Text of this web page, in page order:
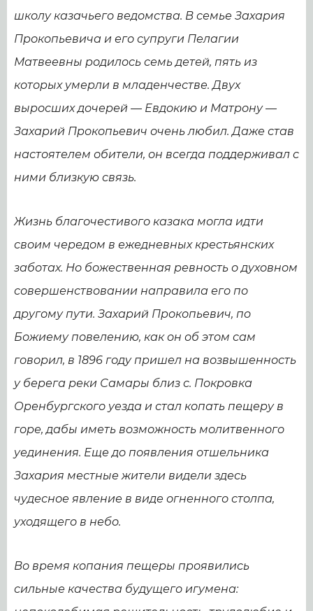
школу казачьего ведомства. В семье Захария
Прокопьевича и его супруги Пелагии
Матвеевны родилось семь детей, пять из
которых умерли в младенчестве. Двух
выросших дочерей — Евдокию и Матрону —
Захарий Прокопьевич очень любил. Даже став
настоятелем обители, он всегда поддерживал с
ними близкую связь.
Жизнь благочестивого казака могла идти
своим чередом в ежедневных крестьянских
заботах. Но божественная ревность о духовном
совершенствовании направила его по
другому пути. Захарий Прокопьевич, по
Божиему повелению, как он об этом сам
говорил, в 1896 году пришел на возвышенность
у берега реки Самары близ с. Покровка
Оренбургского уезда и стал копать пещеру в
горе, дабы иметь возможность молитвенного
уединения. Еще до появления отшельника
Захария местные жители видели здесь
чудесное явление в виде огненного столпа,
уходящего в небо.
Во время копания пещеры проявились
сильные качества будущего игумена: